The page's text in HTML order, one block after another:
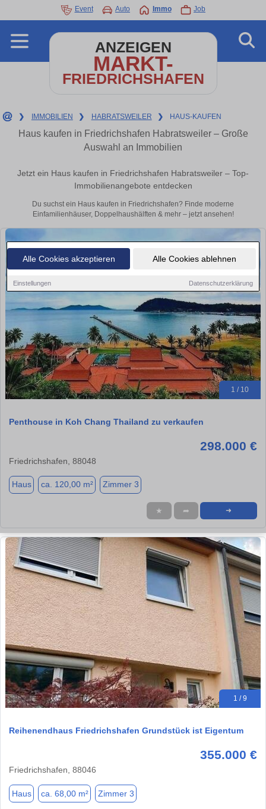
Alle Cookies akzeptieren Alle Cookies ablehnen
Einstellungen Datenschutzerklärung
Event Auto Immo Job
ANZEIGEN
MARKT-
FRIEDRICHSHAFEN
❯ IMMOBILIEN ❯ HABRATSWEILER ❯ HAUS-KAUFEN
Haus kaufen in Friedrichshafen Habratsweiler – Große
Auswahl an Immobilien
Jetzt ein Haus kaufen in Friedrichshafen Habratsweiler – Top-
Immobilienangebote entdecken
Du suchst ein Haus kaufen in Friedrichshafen? Finde moderne
Einfamilienhäuser, Doppelhaushälften & mehr – jetzt ansehen!
1 / 10
Penthouse in Koh Chang Thailand zu verkaufen
298.000 €
Friedrichshafen, 88048
Haus ca. 120,00 m² Zimmer 3
★ ➦ ➜
1 / 9
Reihenendhaus Friedrichshafen Grundstück ist Eigentum
355.000 €
Friedrichshafen, 88046
Haus ca. 68,00 m² Zimmer 3